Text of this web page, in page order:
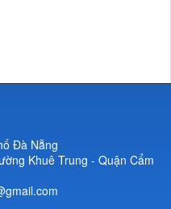
Đà Nẵng
Khuê Trung - Quận Cẩm